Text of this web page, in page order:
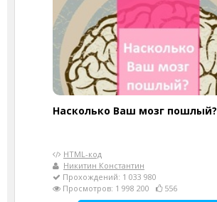
Насколько Ваш мозг пошлый?
HTML-код
Никитин Константин
Прохождений: 1 033 980
Просмотров: 1 998 200
556